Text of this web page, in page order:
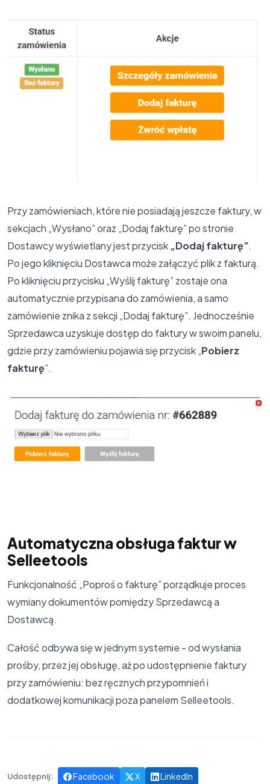
Przy zamówieniach, które nie posiadają jeszcze faktury, w
sekcjach „Wysłano” oraz „Dodaj fakturę” po stronie
Dostawcy wyświetlany jest przycisk „Dodaj fakturę”.
Po jego kliknięciu Dostawca może załączyć plik z fakturą.
Po kliknięciu przycisku „Wyślij fakturę” zostaje ona
automatycznie przypisana do zamówienia, a samo
zamówienie znika z sekcji „Dodaj fakturę”. Jednocześnie
Sprzedawca uzyskuje dostęp do faktury w swoim panelu,
gdzie przy zamówieniu pojawia się przycisk „Pobierz
fakturę”.
Automatyczna obsługa faktur w
Selleetools
Funkcjonalność „Poproś o fakturę” porządkuje proces
wymiany dokumentów pomiędzy Sprzedawcą a
Dostawcą.
Całość odbywa się w jednym systemie - od wysłania
prośby, przez jej obsługę, aż po udostępnienie faktury
przy zamówieniu: bez ręcznych przypomnień i
dodatkowej komunikacji poza panelem Selleetools.
Udostępnij: Facebook X LinkedIn